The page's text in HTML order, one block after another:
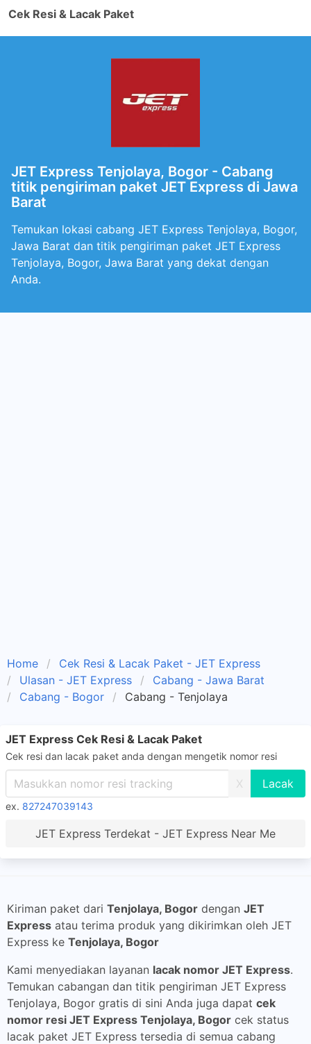
Cek Resi & Lacak Paket
JET Express Tenjolaya, Bogor - Cabang
titik pengiriman paket JET Express di Jawa
Barat
Temukan lokasi cabang JET Express Tenjolaya, Bogor,
Jawa Barat dan titik pengiriman paket JET Express
Tenjolaya, Bogor, Jawa Barat yang dekat dengan
Anda.
Home
Cek Resi & Lacak Paket - JET Express
Ulasan - JET Express
Cabang - Jawa Barat
Cabang - Bogor
Cabang - Tenjolaya
JET Express Cek Resi & Lacak Paket
Cek resi dan lacak paket anda dengan mengetik nomor resi
X
ex. 827247039143
JET Express Terdekat - JET Express Near Me
Kiriman paket dari Tenjolaya, Bogor dengan JET
Express atau terima produk yang dikirimkan oleh JET
Express ke Tenjolaya, Bogor
Kami menyediakan layanan lacak nomor JET Express.
Temukan cabangan dan titik pengiriman JET Express
Tenjolaya, Bogor gratis di sini Anda juga dapat cek
nomor resi JET Express Tenjolaya, Bogor cek status
lacak paket JET Express tersedia di semua cabang